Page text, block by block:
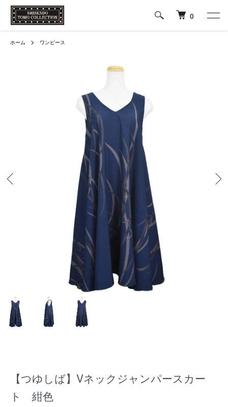
0
ホーム ワンピース
【つゆしば】Vネックジャンパースカー
ト 紺色